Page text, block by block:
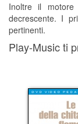
Inoltre il
decrescente. I
pertinenti.
Play-Music ti